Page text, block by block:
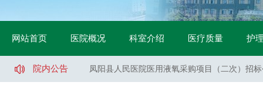
网站首页 医院概况 科室介绍 医疗质量 护
院内公告
凤阳县人民医院鼻镜询价采购文件
凤阳县人民医院医用液氧采购项目（二次）招
凤阳县人民医院直梯、扶梯维保服务项目（二
凤阳县人民医院直梯、扶梯维保服务项目（一